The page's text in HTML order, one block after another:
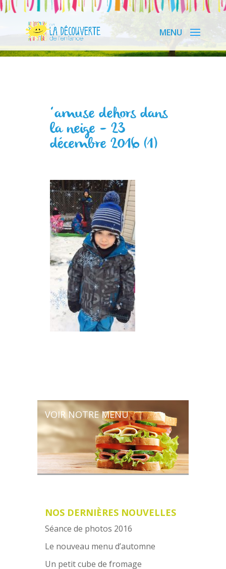
‘amuse dehors dans
la neige – 23
décembre 2016 (1)
VOIR NOTRE MENU
NOS DERNIÈRES NOUVELLES
Séance de photos 2016
Le nouveau menu d’automne
Un petit cube de fromage